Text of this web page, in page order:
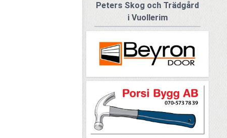
Peters Skog och Trädgård
i Vuollerim